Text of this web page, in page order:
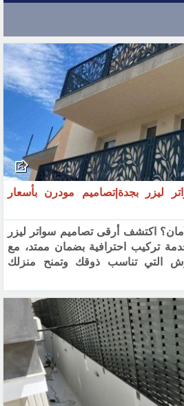
ليزر بجدة|تصاميم مودرن بأسعار
اكتشف أرقى تصاميم سواتر ليزر
تركيب احترافية بضمان ممتد، مع
التي تناسب ذوقك وتمنح منزلك